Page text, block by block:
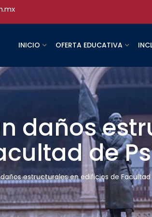
INICIO OFERTA EDUCATIVA
daños
de
estructurales en edificios de Facultad